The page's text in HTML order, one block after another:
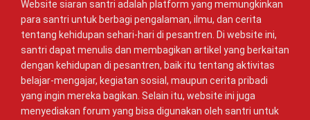
Website siaran santri adalah platform yang memungkinkan
para santri untuk berbagi pengalaman, ilmu, dan cerita
tentang kehidupan sehari-hari di pesantren. Di website ini,
santri dapat menulis dan membagikan artikel yang berkaitan
dengan kehidupan di pesantren, baik itu tentang aktivitas
belajar-mengajar, kegiatan sosial, maupun cerita pribadi
yang ingin mereka bagikan. Selain itu, website ini juga
menyediakan forum yang bisa digunakan oleh santri untuk